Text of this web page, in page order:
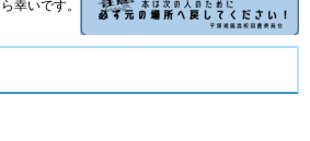
幸いです。